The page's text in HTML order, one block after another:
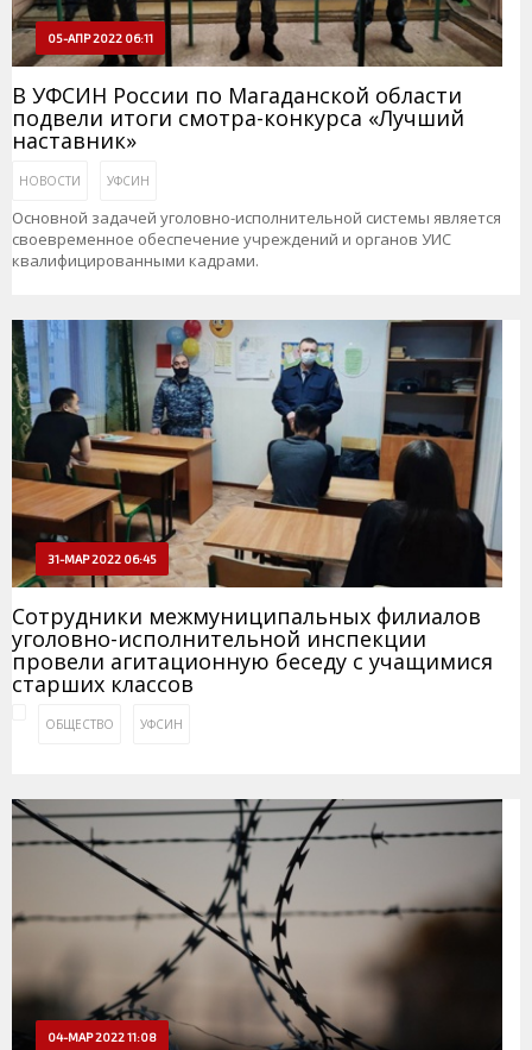
05-АПР 2022 06:11
В УФСИН России по Магаданской области
подвели итоги смотра-конкурса «Лучший
наставник»
НОВОСТИ УФСИН
Основной задачей уголовно-исполнительной системы является
своевременное обеспечение учреждений и органов УИС
квалифицированными кадрами.
31-МАР 2022 06:45
Сотрудники межмуниципальных филиалов
уголовно-исполнительной инспекции
провели агитационную беседу с учащимися
старших классов
ОБЩЕСТВО УФСИН
04-МАР 2022 11:08